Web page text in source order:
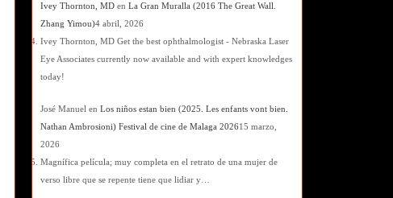
Ivey Thornton, MD en La Gran Muralla (2016 The Great Wall.
Zhang Yimou)4 abril, 2026
Ivey Thornton, MD Get the best ophthalmologist - Nebraska Laser
Eye Associates currently now available and with expert knowledges
today!
José Manuel en Los niños estan bien (2025. Les enfants vont bien.
Nathan Ambrosioni) Festival de cine de Malaga 202615 marzo,
2026
Magnífica película; muy completa en el retrato de una mujer de
verso libre que se repente tiene que lidiar y…